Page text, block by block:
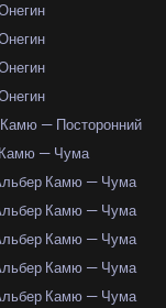
— Посторонний
— Чума
Камю — Чума
Камю — Чума
Камю — Чума
Камю — Чума
Камю — Чума